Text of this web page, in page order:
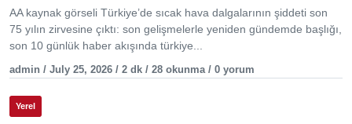
AA kaynak görseli Türkiye’de sıcak hava dalgalarının şiddeti son
75 yılın zirvesine çıktı: son gelişmelerle yeniden gündemde başlığı,
son 10 günlük haber akışında türkiye...
admin / July 25, 2026 / 2 dk / 28 okunma / 0 yorum
Yerel